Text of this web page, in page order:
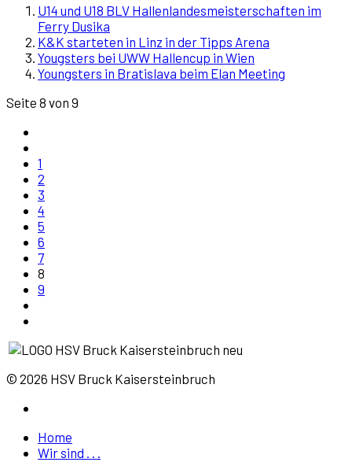
U14 und U18 BLV Hallenlandesmeisterschaften im
Ferry Dusika
K&K starteten in Linz in der Tipps Arena
Yougsters bei UWW Hallencup in Wien
Youngsters in Bratislava beim Elan Meeting
Seite 8 von 9
1
2
3
4
5
6
7
8
9
© 2026 HSV Bruck Kaisersteinbruch
Home
Wir sind . . .